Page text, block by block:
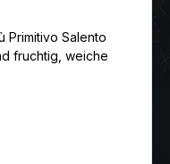
Primitivo Salento
fruchtig, weiche